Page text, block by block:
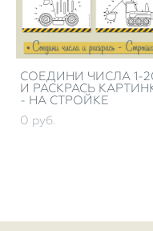
СОЕДИНИ ЧИСЛА 1-
И РАСКРАСЬ
- НА СТРОЙКЕ
0 pуб.